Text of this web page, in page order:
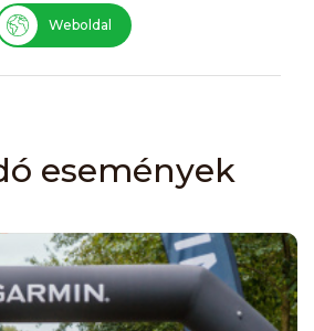
Weboldal
események